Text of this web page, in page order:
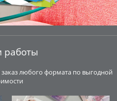
любого формата по выгодной